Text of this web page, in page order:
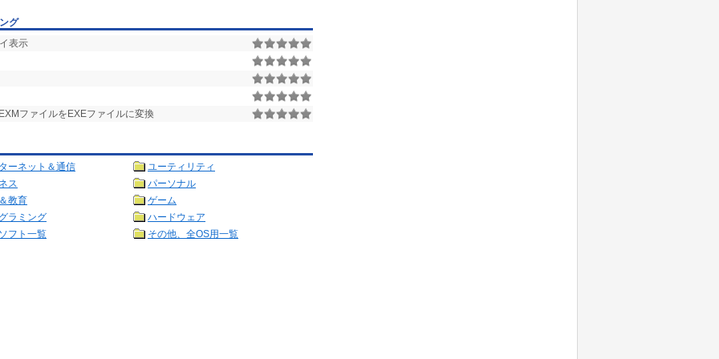
グ
表示
ファイルをEXEファイルに変換
ーネット＆通信
ユーティリティ
ス
パーソナル
教育
ゲーム
ラミング
ハードウェア
フト一覧
その他、全OS用一覧